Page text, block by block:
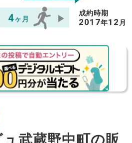
4ヶ月
成約時期
2017年12 月